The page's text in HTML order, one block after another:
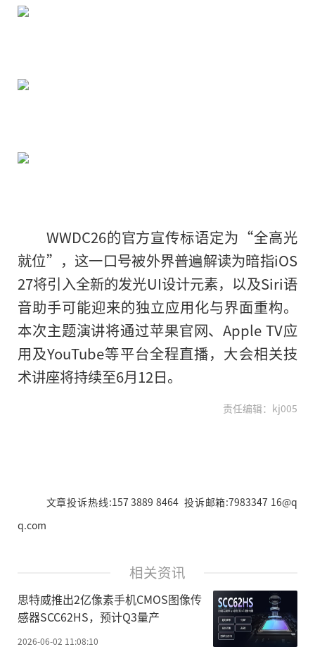
WWDC26的官方宣传标语定为“全高光
就位”，这一口号被外界普遍解读为暗指iOS
27将引入全新的发光UI设计元素，以及Siri语
音助手可能迎来的独立应用化与界面重构。
本次主题演讲将通过苹果官网、Apple TV应
用及YouTube等平台全程直播，大会相关技
术讲座将持续至6月12日。
责任编辑：kj005
文章投诉热线:157 3889 8464 投诉邮箱:7983347 16@q
q.com
相关资讯
思特威推出2亿像素手机CMOS图像传
感器SCC62HS，预计Q3量产
2026-06-02 11:08:10